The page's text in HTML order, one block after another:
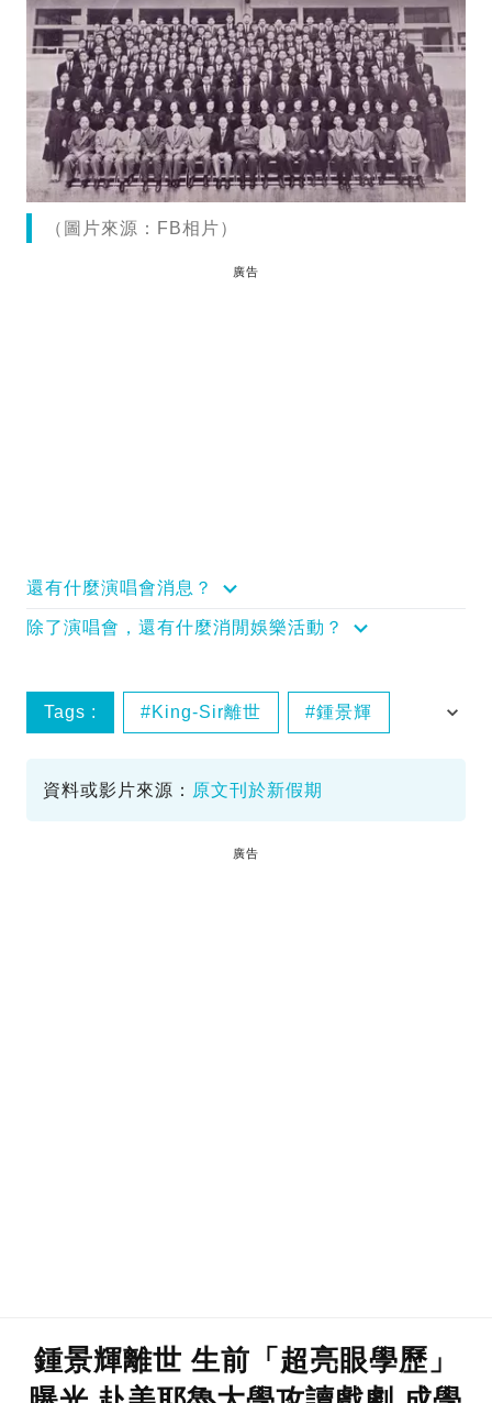
（圖片來源：FB相片）
廣告
還有什麼演唱會消息？
除了演唱會，還有什麼消閒娛樂活動？
Tags : King-Sir離世 鍾景輝
資料或影片來源： 原文刊於新假期
廣告
鍾景輝離世 生前「超亮眼學歷」